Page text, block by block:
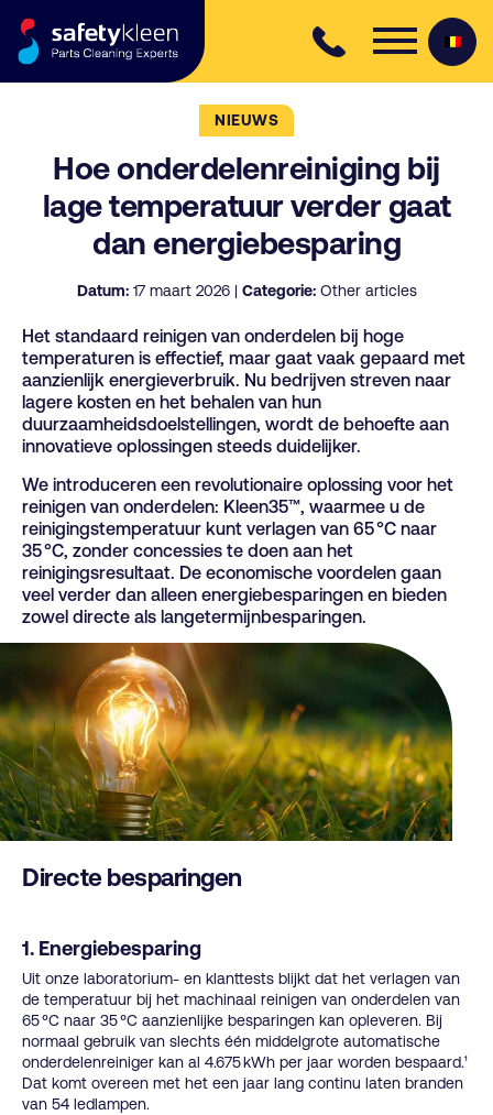
NIEUWS
Hoe onderdelenreiniging bij
lage temperatuur verder gaat
dan energiebesparing
Datum:17 maart 2026 | Categorie:Other articles
Het standaard reinigen van onderdelen bij hoge
temperaturen is effectief, maar gaat vaak gepaard met
aanzienlijk energieverbruik. Nu bedrijven streven naar
lagere kosten en het behalen van hun
duurzaamheidsdoelstellingen, wordt de behoefte aan
innovatieve oplossingen steeds duidelijker.
We introduceren een revolutionaire oplossing voor het
reinigen van onderdelen: Kleen35™, waarmee u de
reinigingstemperatuur kunt verlagen van 65 °C naar
35 °C, zonder concessies te doen aan het
reinigingsresultaat. De economische voordelen gaan
veel verder dan alleen energiebesparingen en bieden
zowel directe als langetermijnbesparingen.
Directe besparingen
1. Energiebesparing
Uit onze laboratorium- en klanttests blijkt dat het verlagen van
de temperatuur bij het machinaal reinigen van onderdelen van
65 °C naar 35 °C aanzienlijke besparingen kan opleveren. Bij
normaal gebruik van slechts één middelgrote automatische
onderdelenreiniger kan al 4.675 kWh per jaar worden bespaard.¹
Dat komt overeen met het een jaar lang continu laten branden
van 54 ledlampen.